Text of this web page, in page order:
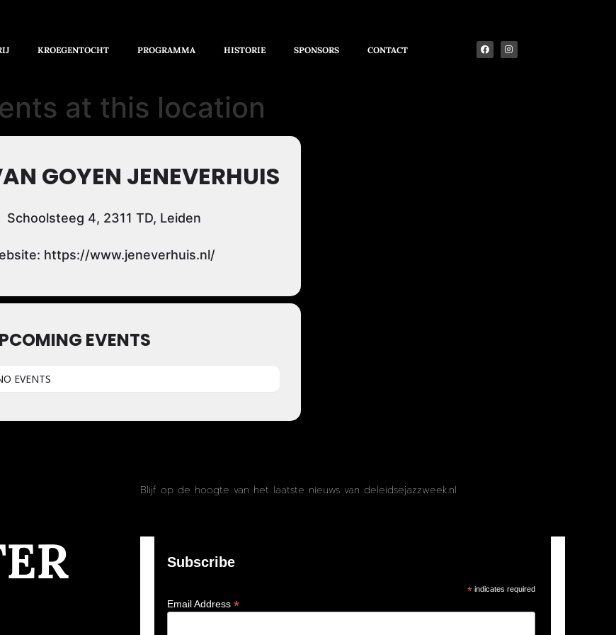
KROEGENTOCHT PROGRAMMA HISTORIE SPONSORS CONTACT
at this location
GOYEN JENEVERHUIS
Schoolsteeg 4, 2311 TD, Leiden
https://www.jeneverhuis.nl/
EVENTS
EVENTS
Blijf op de hoogte van het laatste nieuws van deleidsejazzweek.nl
Subscribe
* indicates required
Email Address *